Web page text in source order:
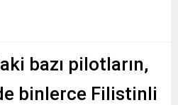
bazı pilotların,
binlerce Filistinli